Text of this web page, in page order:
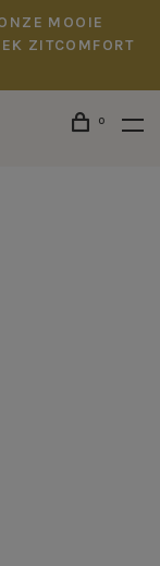
MOOIE
ZITCOMFORT
0